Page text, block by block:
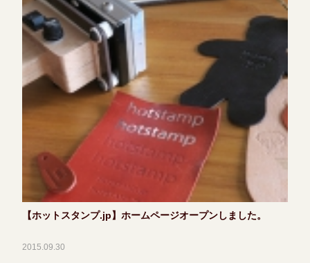
【ホットスタンプ.jp】ホームページオープンしました。
2015.09.30